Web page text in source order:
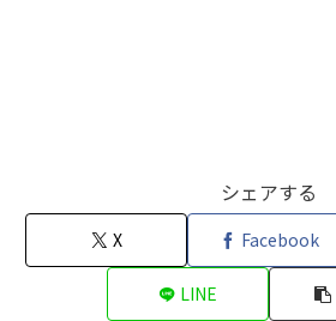
シェアする
X Facebook
LINE